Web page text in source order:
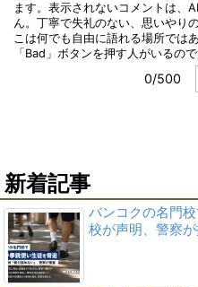
新着記事
バンコクの名門
校が声明、警察